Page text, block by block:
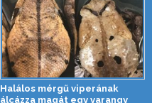
Halálos mérgű viperának
álcázza magát egy varangy